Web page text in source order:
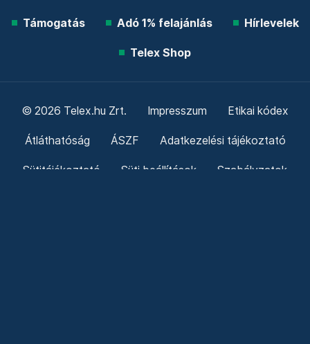
Támogatás Adó 1% felajánlás Hírlevelek
Telex Shop
© 2026 Telex.hu Zrt. Impresszum Etikai kódex
Átláthatóság ÁSZF Adatkezelési tájékoztató
Sütitájékoztató Süti beállítások Szabályzatok